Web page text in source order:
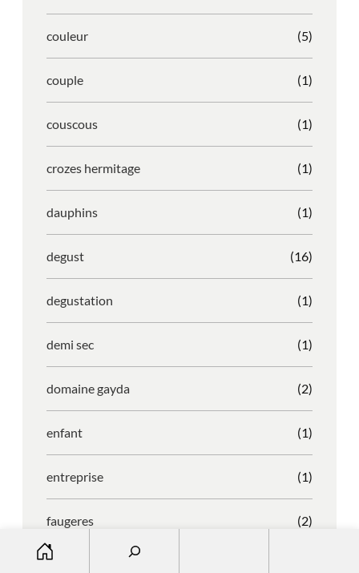
couleur (5)
couple (1)
couscous (1)
crozes hermitage (1)
dauphins (1)
degust (16)
degustation (1)
demi sec (1)
domaine gayda (2)
enfant (1)
entreprise (1)
faugeres (2)
faustino